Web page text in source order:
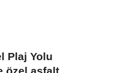
Plaj Yolu